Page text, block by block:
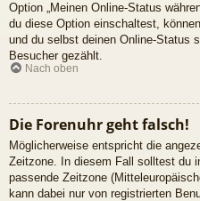
Option „Meinen Online-Status
du diese Option einschaltest,
und du selbst deinen Online-Status
Besucher gezählt.
Nach oben
Die Forenuhr geht falsch!
Möglicherweise entspricht die
Zeitzone. In diesem Fall solltest du
passende Zeitzone
kann dabei nur von registrierten